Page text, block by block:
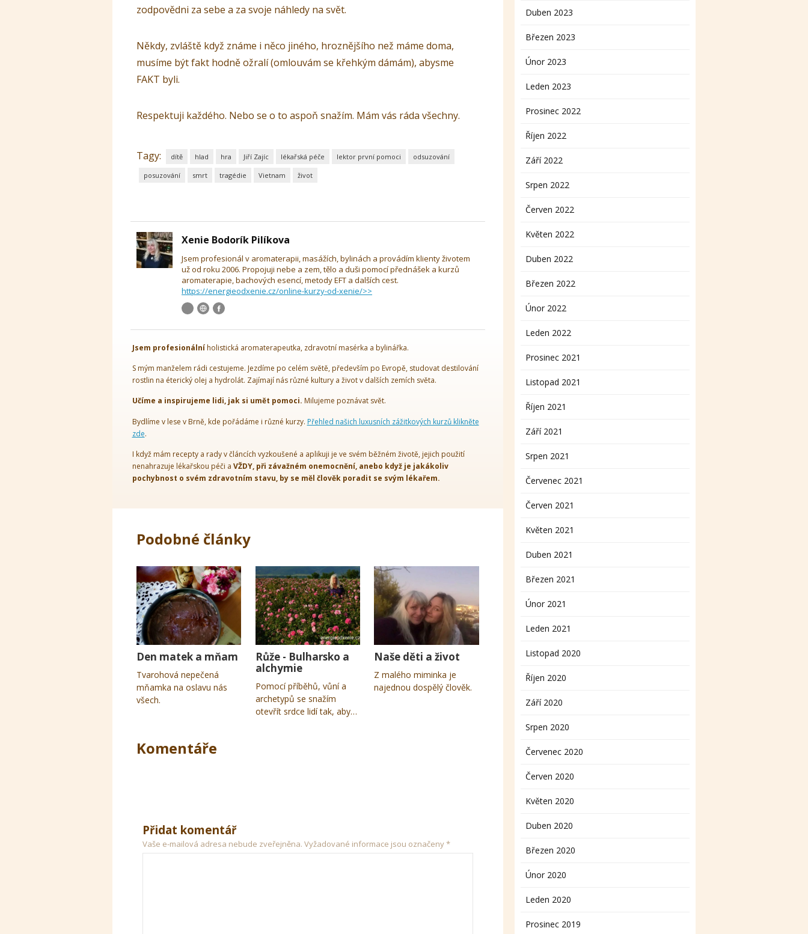
zodpovědni za sebe a za svoje náhledy na svět.
Někdy, zvláště když známe i něco jiného, hroznějšího než máme doma,
musíme být fakt hodně ožralí (omlouvám se křehkým dámám), abysme
FAKT byli.
Respektuji každého. Nebo se o to aspoň snažím. Mám vás ráda všechny.
Tagy: dítě hlad hra Jiří Zajíc lékařská péče lektor první pomoci odsuzování
posuzování smrt tragédie Vietnam život
Xenie Bodorík Pilíkova
Jsem profesionál v aromaterapii, masážích, bylinách a provádím klienty životem
už od roku 2006. Propojuji nebe a zem, tělo a duši pomocí přednášek a kurzů
aromaterapie, bachových esencí, metody EFT a dalších cest.
https://energieodxenie.cz/online-kurzy-od-xenie/>>
Jsem profesionálníholistická aromaterapeutka, zdravotní masérka a bylinářka.
S mým manželem rádi cestujeme. Jezdíme po celém světě, především po Evropě, studovat destilování
rostlin na éterický olej a hydrolát. Zajímají nás různé kultury a život v dalších zemích světa.
Učíme a inspirujeme lidi, jak si umět pomoci. Milujeme poznávat svět.
Bydlíme v lese v Brně, kde pořádáme i různé kurzy. Přehled našich luxusních zážitkových kurzů klikněte
zde.
I když mám recepty a rady v článcích vyzkoušené a aplikuji je ve svém běžném životě, jejich použití
nenahrazuje lékařskou péči a VŽDY, při závažném onemocnění, anebo když je jakákoliv
pochybnost o svém zdravotním stavu, by se měl člověk poradit se svým lékařem.
Podobné články
Den matek a mňam
Tvarohová nepečená
mňamka na oslavu nás
všech.
Růže - Bulharsko a
alchymie
Pomocí příběhů, vůní a
archetypů se snažím
otevřít srdce lidí tak, aby…
Naše děti a život
Z malého miminka je
najednou dospělý člověk.
Komentáře
Přidat komentář
Vaše e-mailová adresa nebude zveřejněna. Vyžadované informace jsou označeny*
Duben 2023
Březen 2023
Únor 2023
Leden 2023
Prosinec 2022
Říjen 2022
Září 2022
Srpen 2022
Červen 2022
Květen 2022
Duben 2022
Březen 2022
Únor 2022
Leden 2022
Prosinec 2021
Listopad 2021
Říjen 2021
Září 2021
Srpen 2021
Červenec 2021
Červen 2021
Květen 2021
Duben 2021
Březen 2021
Únor 2021
Leden 2021
Listopad 2020
Říjen 2020
Září 2020
Srpen 2020
Červenec 2020
Červen 2020
Květen 2020
Duben 2020
Březen 2020
Únor 2020
Leden 2020
Prosinec 2019